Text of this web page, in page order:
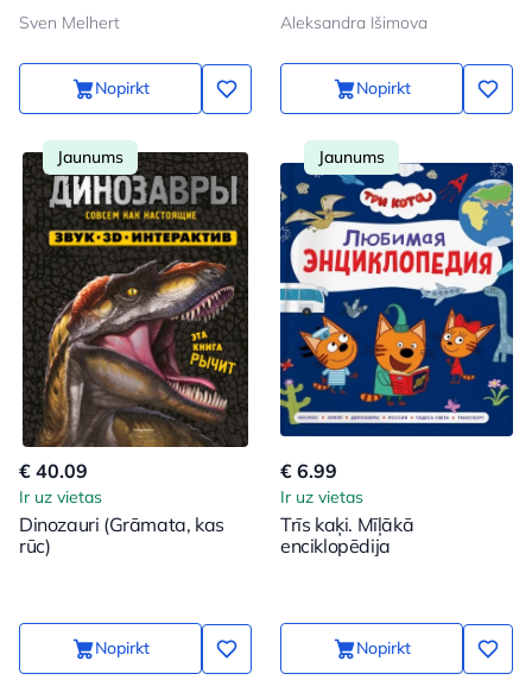
Sven Melhert
Nopirkt
живописи
Aleksandra Išimova
Nopirkt
Jaunums
€ 40.09
Ir uz vietas
Dinozauri (Grāmata, kas
rūc)
Nopirkt
Jaunums
€ 6.99
Ir uz vietas
Trīs kaķi. Mīļākā
enciklopēdija
Nopirkt